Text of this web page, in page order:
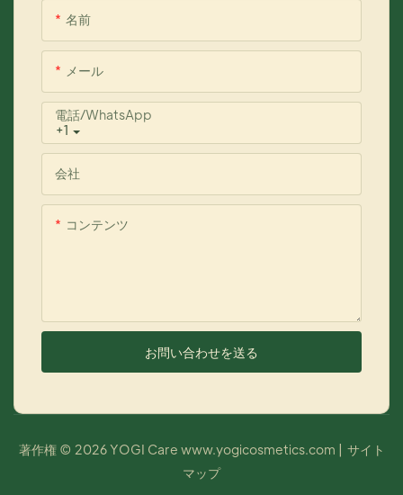
名前
メール
+1
電話/WhatsApp
会社
コンテンツ
お問い合わせを送る
著作権 © 2026 YOGI Care www.yogicosmetics.com
サイト
マップ